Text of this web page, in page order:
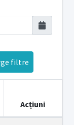
filtre
Acțiuni